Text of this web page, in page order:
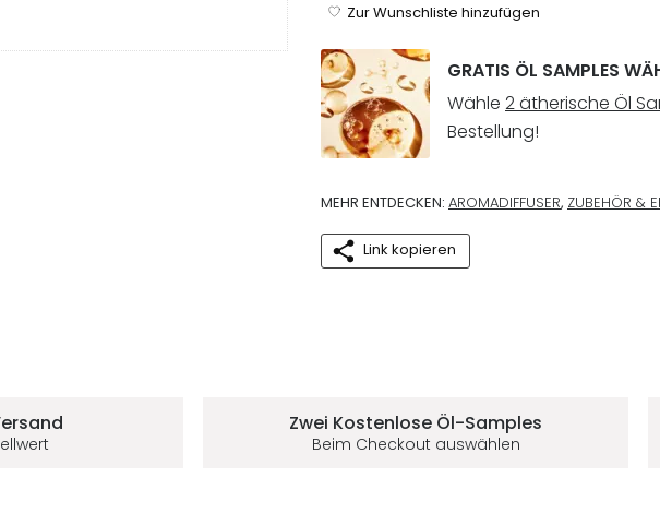
Zur Wunschliste hinzufügen
GRATIS ÖL SAMPLES
Wähle 2 ätherische Öl
Bestellung!
MEHR ENTDECKEN: AROMADIFFUSER, ZUBEHÖR &
Link kopieren
Zwei Kostenlose Öl-Samples
Beim Checkout auswählen